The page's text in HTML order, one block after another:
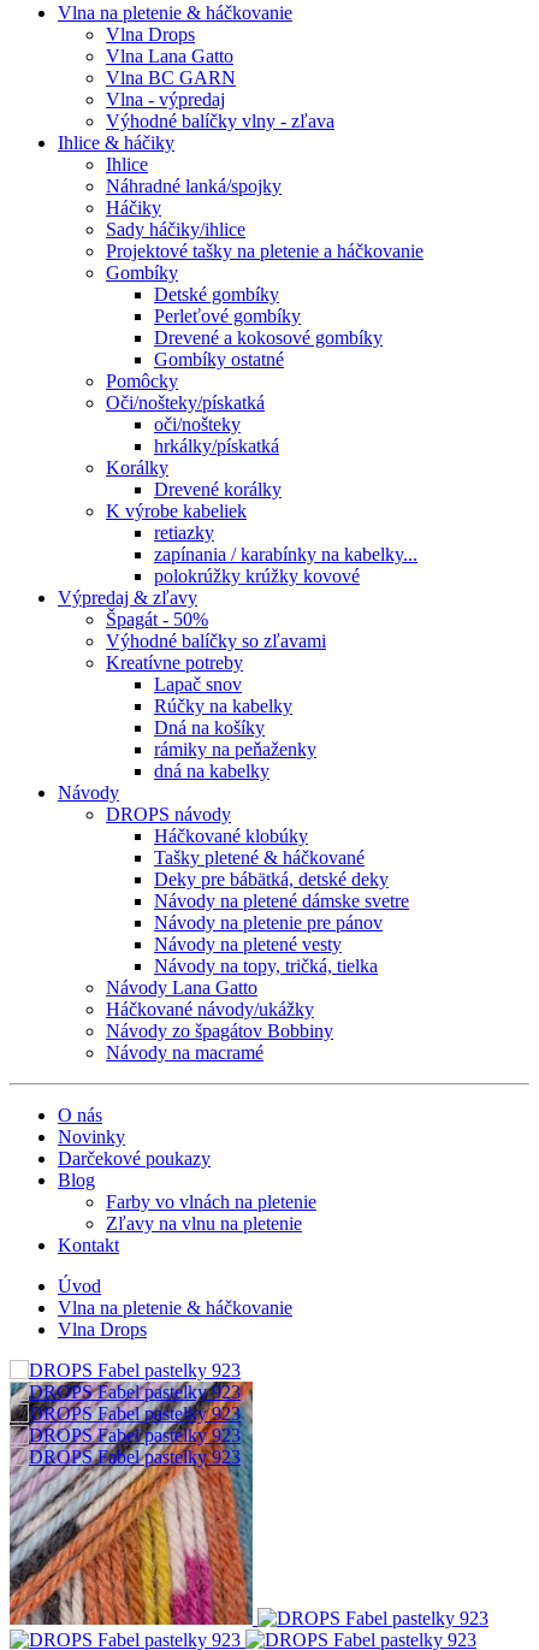
Vlna na pletenie & háčkovanie
Vlna Drops
Vlna Lana Gatto
Vlna BC GARN
Vlna - výpredaj
Výhodné balíčky vlny - zľava
Ihlice & háčiky
Ihlice
Náhradné lanká/spojky
Háčiky
Sady háčiky/ihlice
Projektové tašky na pletenie a háčkovanie
Gombíky
Detské gombíky
Perleťové gombíky
Drevené a kokosové gombíky
Gombíky ostatné
Pomôcky
Oči/nošteky/pískatká
oči/nošteky
hrkálky/pískatká
Korálky
Drevené korálky
K výrobe kabeliek
retiazky
zapínania / karabínky na kabelky...
polokrúžky krúžky kovové
Výpredaj & zľavy
Špagát - 50%
Výhodné balíčky so zľavami
Kreatívne potreby
Lapač snov
Rúčky na kabelky
Dná na košíky
rámiky na peňaženky
dná na kabelky
Návody
DROPS návody
Háčkované klobúky
Tašky pletené & háčkované
Deky pre bábätká, detské deky
Návody na pletené dámske svetre
Návody na pletenie pre pánov
Návody na pletené vesty
Návody na topy, tričká, tielka
Návody Lana Gatto
Háčkované návody/ukážky
Návody zo špagátov Bobbiny
Návody na macramé
O nás
Novinky
Darčekové poukazy
Blog
Farby vo vlnách na pletenie
Zľavy na vlnu na pletenie
Kontakt
Úvod
Vlna na pletenie & háčkovanie
Vlna Drops